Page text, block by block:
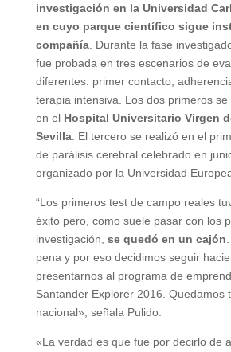
investigación en la Universidad
en cuyo parque científico sigue
compañía. Durante la fase
fue probada en tres escenarios de
diferentes: primer contacto,
terapia intensiva. Los dos primeros
en el Hospital Universitario Virgen
Sevilla. El tercero se realizó en el
de parálisis cerebral celebrado en
organizado por la Universidad
“Los primeros test de campo reales
éxito pero, como suele pasar con los
investigación, se quedó en un cajón
pena y por eso decidimos seguir
presentarnos al programa de
Santander Explorer 2016. Quedamos
nacional», señala Pulido.
«La verdad es que fue por decirlo de